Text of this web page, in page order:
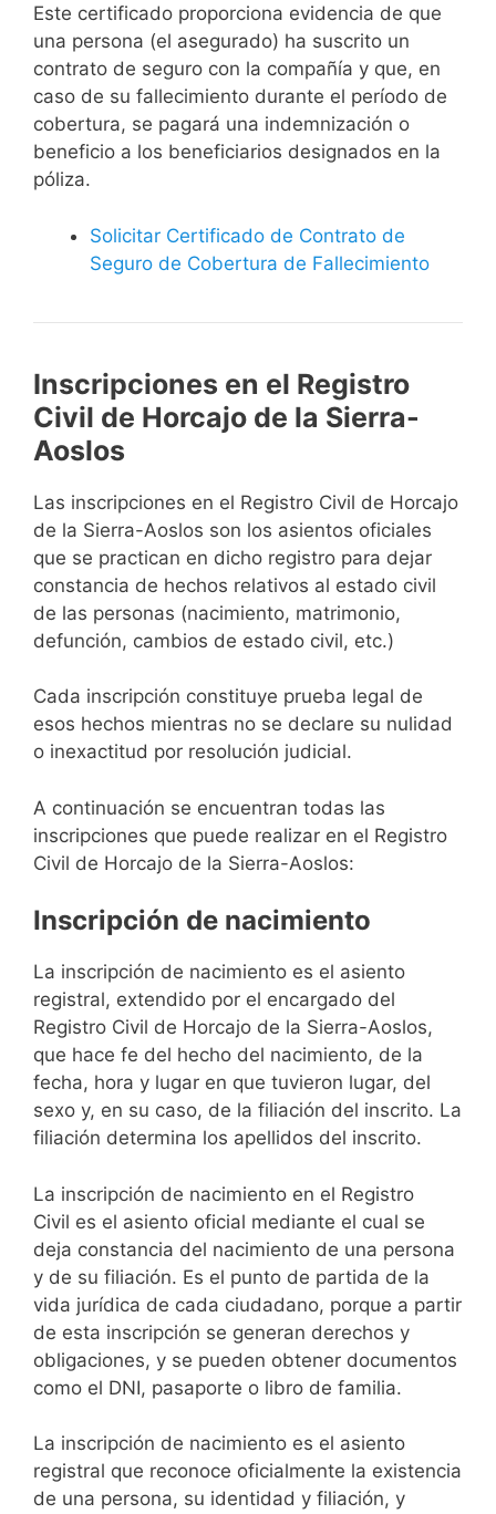
Este certificado proporciona evidencia de que
una persona (el asegurado) ha suscrito un
contrato de seguro con la compañía y que, en
caso de su fallecimiento durante el período de
cobertura, se pagará una indemnización o
beneficio a los beneficiarios designados en la
póliza.
Solicitar Certificado de Contrato de
Seguro de Cobertura de Fallecimiento
Inscripciones en el Registro
Civil de Horcajo de la Sierra-
Aoslos
Las inscripciones en el Registro Civil de Horcajo
de la Sierra-Aoslos son los asientos oficiales
que se practican en dicho registro para dejar
constancia de hechos relativos al estado civil
de las personas (nacimiento, matrimonio,
defunción, cambios de estado civil, etc.)
Cada inscripción constituye prueba legal de
esos hechos mientras no se declare su nulidad
o inexactitud por resolución judicial.
A continuación se encuentran todas las
inscripciones que puede realizar en el Registro
Civil de Horcajo de la Sierra-Aoslos:
Inscripción de nacimiento
La inscripción de nacimiento es el asiento
registral, extendido por el encargado del
Registro Civil de Horcajo de la Sierra-Aoslos,
que hace fe del hecho del nacimiento, de la
fecha, hora y lugar en que tuvieron lugar, del
sexo y, en su caso, de la filiación del inscrito. La
filiación determina los apellidos del inscrito.
La inscripción de nacimiento en el Registro
Civil es el asiento oficial mediante el cual se
deja constancia del nacimiento de una persona
y de su filiación. Es el punto de partida de la
vida jurídica de cada ciudadano, porque a partir
de esta inscripción se generan derechos y
obligaciones, y se pueden obtener documentos
como el DNI, pasaporte o libro de familia.
La inscripción de nacimiento es el asiento
registral que reconoce oficialmente la existencia
de una persona, su identidad y filiación, y